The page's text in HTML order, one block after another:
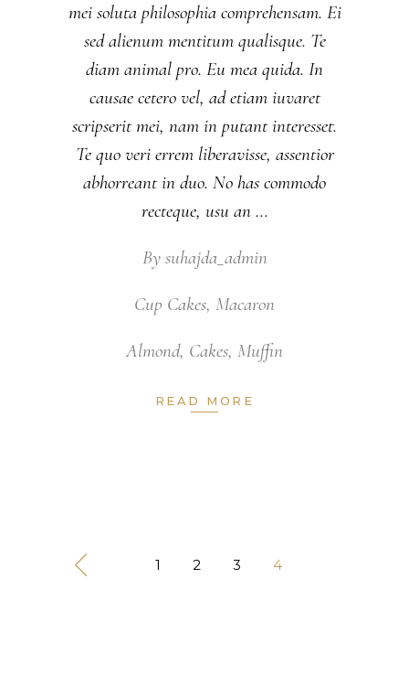
mei soluta philosophia comprehensam. Ei
sed alienum mentitum qualisque. Te
diam animal pro. Eu mea quida. In
causae cetero vel, ad etiam iuvaret
scripserit mei, nam in putant interesset.
Te quo veri errem liberavisse, assentior
abhorreant in duo. No has commodo
recteque, usu an
By suhajda_admin
Cup Cakes, Macaron
Almond, Cakes, Muffin
READ MORE
1 2 3 4